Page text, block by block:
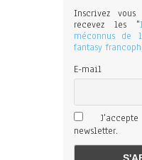
Inscrivez
recevez les "
méconnus de
fantasy
E-mail
newsletter.